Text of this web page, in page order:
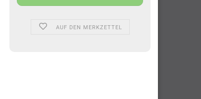
AUF DEN MERKZETTEL